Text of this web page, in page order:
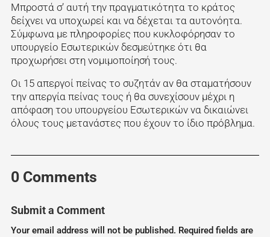
Μπροστά σ’ αυτή την πραγματικότητα το κράτος
δείχνει να υποχωρεί και να δέχεται τα αυτονόητα.
Σύμφωνα με πληροφορίες που κυκλοφόρησαν το
υπουργείο Εσωτερικών δεσμεύτηκε ότι θα
προχωρήσει στη νομιμοποίησή τους.
Οι 15 απεργοί πείνας το συζητάν αν θα σταματήσουν
την απεργία πείνας τους ή θα συνεχίσουν μέχρι η
απόφαση του υπουργείου Εσωτερικών να δικαιώνει
όλους τους μετανάστες που έχουν το ίδιο πρόβλημα.
0 Comments
Submit a Comment
Your email address will not be published. Required fields are